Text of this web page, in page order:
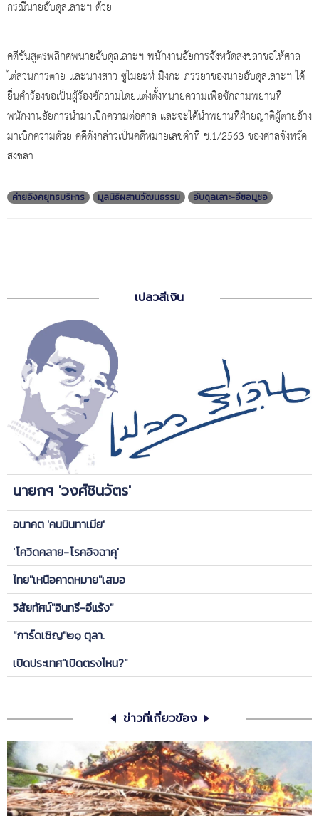
กรณีนายอับดุลเลาะฯ ด้วย
คดีชันสูตรพลิกศพนายอับดุลเลาะฯ พนักงานอัยการจังหวัดสงขลาขอให้ศาล
ไต่สวนการตาย และนางสาว ซูไมยะห์ มิงกะ ภรรยาของนายอับดุลเลาะฯ ได้
ยื่นคำร้องขอเป็นผู้ร้องซักถามโดยแต่งตั้งทนายความเพื่อซักถามพยานที่
พนักงานอัยการนำมาเบิกความต่อศาล และจะได้นำพยานที่ฝ่ายญาติผู้ตายอ้าง
มาเบิกความด้วย คดีดังกล่าวเป็นคดีหมายเลขดำที่ ช.1/2563 ของศาลจังหวัด
สงขลา .
ค่ายอิงคยุทธบริหาร มูลนิธิผสานวัฒนธรรม อับดุลเลาะ-อีซอมูซอ
เปลวสีเงิน
นายกฯ 'วงศ์ชินวัตร'
อนาคต 'คนนินทาเมีย'
'โควิดคลาย-โรคอิจฉาคุ'
ไทย"เหนือคาดหมาย"เสมอ
วิสัยทัศน์"อินทรี-อีแร้ง"
"การ์ดเชิญ"๒๑ ตุลา.
เปิดประเทศ"เปิดตรงไหน?"
ข่าวที่เกี่ยวข้อง